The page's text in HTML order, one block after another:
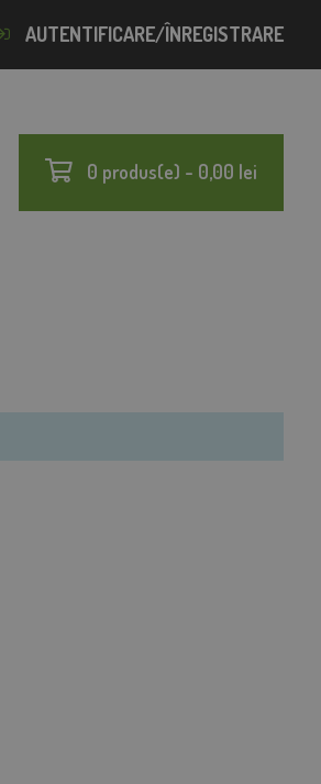
AUTENTIFICARE/ÎNREGISTRARE
0 produs(e) - 0,00 lei